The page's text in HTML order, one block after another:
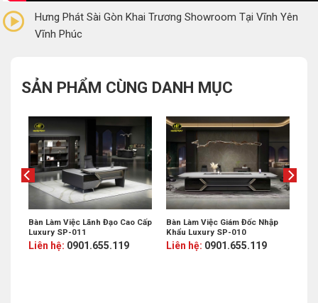
Hưng Phát Sài Gòn Khai Trương Showroom Tại Vĩnh Yên
Vĩnh Phúc
SẢN PHẨM CÙNG DANH MỤC
Bàn Làm Việc Lãnh Đạo Cao Cấp
Luxury SP-011
Liên hệ: 0901.655.119
Bàn Làm Việc Giám Đốc Nhập
Khẩu Luxury SP-010
Liên hệ: 0901.655.119